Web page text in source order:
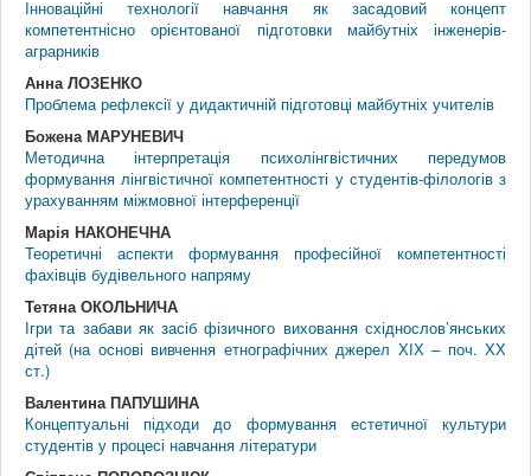
Інноваційні технології навчання як засадовий концепт
компетентнісно орієнтованої підготовки майбутніх інженерів-
аграрників
Анна ЛОЗЕНКО
Проблема рефлексії у дидактичній підготовці майбутніх учителів
Божена МАРУНЕВИЧ
Методична інтерпретація психолінгвістичних передумов
формування лінгвістичної компетентності у студентів-філологів з
урахуванням міжмовної інтерференції
Марія НАКОНЕЧНА
Теоретичні аспекти формування професійної компетентності
фахівців будівельного напряму
Тетяна ОКОЛЬНИЧА
Ігри та забави як засіб фізичного виховання східнослов’янських
дітей (на основі вивчення етнографічних джерел ХІХ – поч. ХХ
ст.)
Валентина ПАПУШИНА
Концептуальні підходи до формування естетичної культури
студентів у процесі навчання літератури